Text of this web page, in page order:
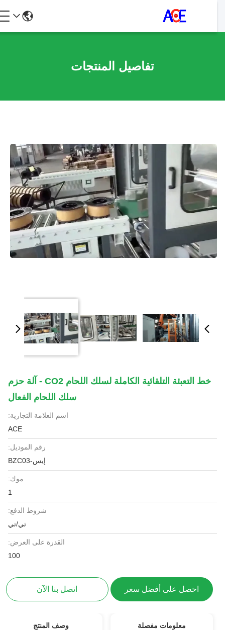
تفاصيل المنتجات
خط التعبئة التلقائية الكاملة لسلك اللحام CO2 - آلة حزم
سلك اللحام الفعال
اسم العلامة التجارية:
ACE
رقم الموديل:
إيس-BZC03
موك:
شروط الدفع:
تي/تي
القدرة على العرض:
100
احصل على أفضل سعر اتصل بنا الآن
معلومات مفصلة وصف المنتج